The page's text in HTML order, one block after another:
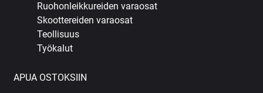
Ruohonleikkureiden varaosat
Skoottereiden varaosat
Teollisuus
Työkalut
APUA OSTOKSIIN